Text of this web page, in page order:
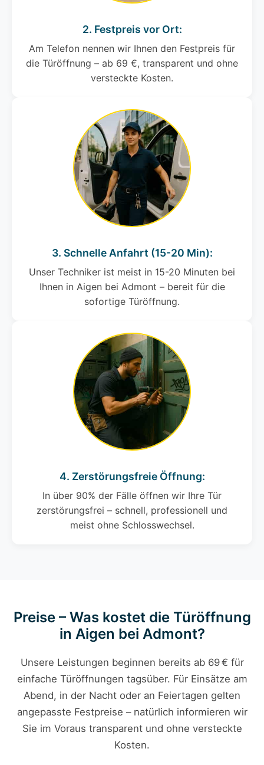
2. Festpreis vor Ort:
Am Telefon nennen wir Ihnen den Festpreis für
die Türöffnung – ab 69 €, transparent und ohne
versteckte Kosten.
3. Schnelle Anfahrt (15-20 Min):
Unser Techniker ist meist in 15-20 Minuten bei
Ihnen in Aigen bei Admont – bereit für die
sofortige Türöffnung.
4. Zerstörungsfreie Öffnung:
In über 90% der Fälle öffnen wir Ihre Tür
zerstörungsfrei – schnell, professionell und
meist ohne Schlosswechsel.
Preise – Was kostet die Türöffnung
in Aigen bei Admont?
Unsere Leistungen beginnen bereits ab 69 € für
einfache Türöffnungen tagsüber. Für Einsätze am
Abend, in der Nacht oder an Feiertagen gelten
angepasste Festpreise – natürlich informieren wir
Sie im Voraus transparent und ohne versteckte
Kosten.